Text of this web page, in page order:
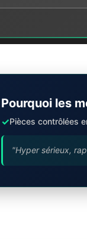
Pourquoi les
✓Pièces contrôlées
"Hyper sérieux,